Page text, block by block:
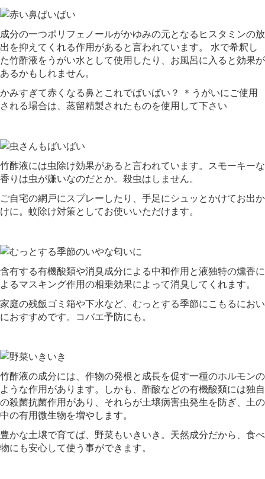
成分の一つポリフェノールがかゆみの元となるヒスタミンの放
出を抑えてくれる作用があると言われています。 水で希釈し
た竹酢液をうがい水として使用したり、お風呂に入ると効果が
あるかもしれません。
かみすぎて赤くなる鼻とこれでばいばい？ ＊うがいにご使用
される場合は、蒸留精製されたものを使用して下さい
竹酢液には虫除け効果があると言われています。スモーキーな
香りは虫が嫌いなのだとか。殺虫はしません。
ご自宅の網戸にスプレーしたり、手足にシュッとかけてお出か
けに。蚊除け対策としてお使いいただけます。
含有する有機酸類や消臭成分による中和作用と液独特の燻香に
よるマスキング作用の相乗効果によって消臭してくれます。
家庭の残飯ゴミ箱や下水など、むっとする季節にこもるにおい
におすすめです。コバエ予防にも。
竹酢液の成分には、作物の発根と成長を促す一種のホルモンの
ような作用があります。しかも、酢酸などの有機酸類には独自
の殺菌抗菌作用があり、それらが土壌病害虫発生を防ぎ、土の
中の有用微生物を増やします。
豊かな土壌で育てば、野菜もいきいき。天然成分だから、食べ
物にも安心して使う事ができます。